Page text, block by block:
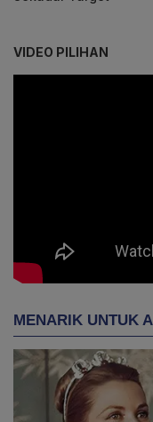
VIDEO PILIHAN